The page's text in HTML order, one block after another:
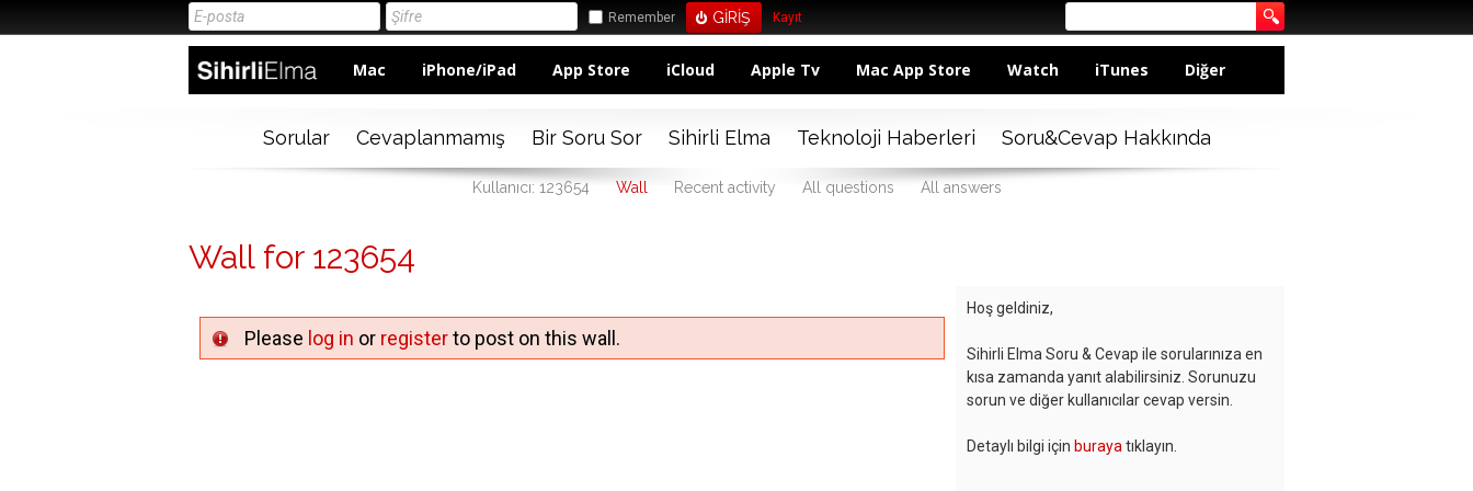
Remember Kayıt
Mac iPhone/iPad App Store iCloud Apple Tv Mac App Store Watch iTunes Diğer
Sorular Cevaplanmamış Bir Soru Sor Sihirli Elma Teknoloji Haberleri Soru&Cevap Hakkında
Kullanıcı: 123654 Wall Recent activity All questions All answers
Wall for 123654
Please log in or registerto post on this wall.
Hoş geldiniz,
Sihirli Elma Soru & Cevap ile sorularınıza en
kısa zamanda yanıt alabilirsiniz. Sorunuzu
sorun ve diğer kullanıcılar cevap versin.
Detaylı bilgi için buraya tıklayın.